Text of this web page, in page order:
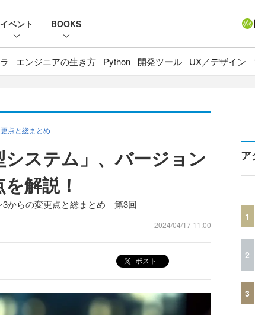
イベント BOOKS
エンジニアの生き方 Python 開発ツール UX／デザイン
点と総まとめ
ステム」、バージョン
解説！
3からの変更点と総まとめ 第3回
2024/04/17 11:00
ポスト
ア
1
2
3